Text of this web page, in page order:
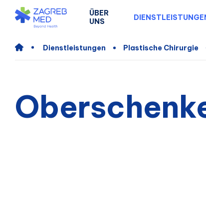
ÜBER
UNS
Dienstleistungen Plastische Chirurgie